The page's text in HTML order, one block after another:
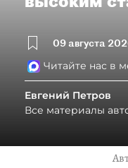
09 августа
Читайте нас в
Евгений Петров
Все материалы